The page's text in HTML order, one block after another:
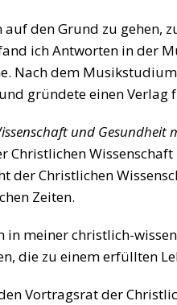
auf den Grund zu
ich Antworten in der
Nach dem
gründete einen Verlag
und Gesundheit
Christlichen
der Christlichen
Zeiten.
in meiner christlich-
die zu einem erfüllten
Vortragsrat der